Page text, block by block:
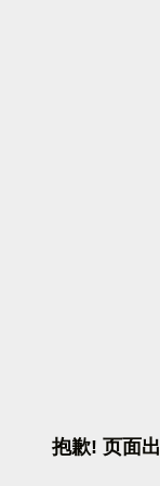
抱歉! 页面出